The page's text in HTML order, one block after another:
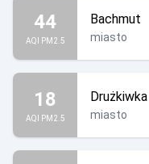
44
AQI PM2.5
Bachmut
miasto
18
AQI PM2.5
Drużkiwka
miasto